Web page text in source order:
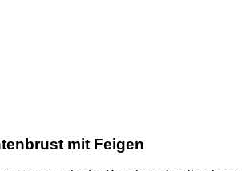
mit Feigen